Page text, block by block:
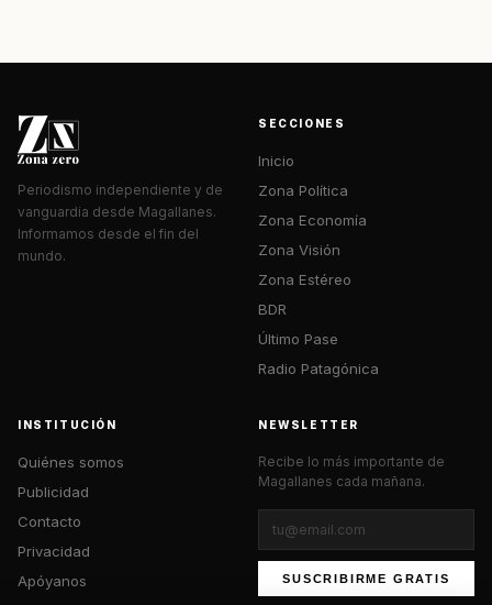
Periodismo independiente y de
vanguardia desde Magallanes.
Informamos desde el fin del
mundo.
SECCIONES
Inicio
Zona Política
Zona Economía
Zona Visión
Zona Estéreo
BDR
Último Pase
Radio Patagónica
INSTITUCIÓN
Quiénes somos
Publicidad
Contacto
Privacidad
Apóyanos
NEWSLETTER
Recibe lo más importante de
Magallanes cada mañana.
SUSCRIBIRME GRATIS